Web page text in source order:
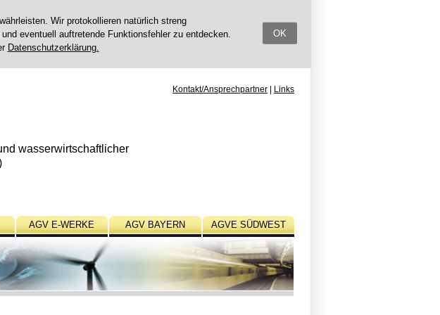
Wir protokollieren natürlich streng
eventuell auftretende Funktionsfehler zu entdecken.
Datenschutzerklärung.
OK
Kontakt/Ansprechpartner Links
wasserwirtschaftlicher
AGV E-WERKE AGV BAYERN AGVE SÜDWEST